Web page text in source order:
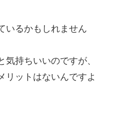
いるかもしれません
気持ちいいのですが、
リットはないんですよ